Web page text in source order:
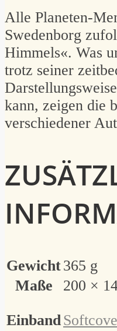
Alle Planeten-
Swedenborg
Himmels«. Was
trotz seiner
kann, zeigen die
verschiedener
Gewicht365 g
Maße
200 ×
Einband